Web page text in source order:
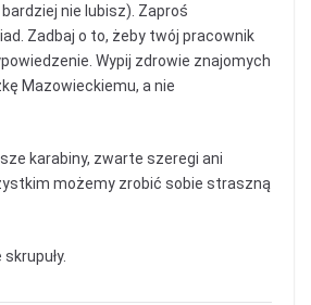
nie lubisz). Zaproś
Zadbaj o to, żeby twój pracownik
Wypij zdrowie znajomych
Mazowieckiemu, a nie
karabiny, zwarte szeregi ani
możemy zrobić sobie straszną